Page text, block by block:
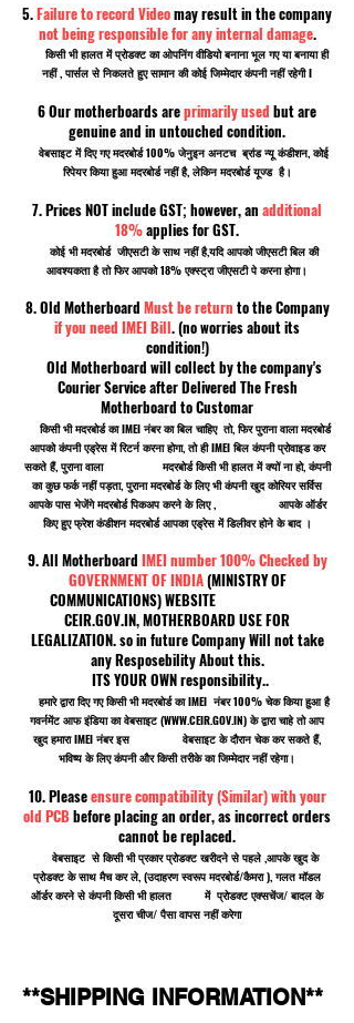
5.Failure to record Videomay result in the company
not being responsible for any internal damage.
किसी भी हालत में प्रोडक्ट का ओपनिंग वीडियो बनाना भूल गए या बनाया ही
नहीं , पार्सल से निकलते हुए सामान की कोई जिम्मेदार कंपनी नहीं रहेगी I
6 Our motherboards areprimarily used but are
genuine and in untouched condition.
वेबसाइट में दिए गए मदरबोर्ड 100% जेनुइन अनटच ब्रांड न्यू कंडीशन, कोई
रिपेयर किया हुआ मदरबोर्ड नहीं है, लेकिन मदरबोर्ड यूज्ड है।
7. Prices NOT include GST; however, an additional
18%applies for GST.
कोई भी मदरबोर्ड जीएसटी के साथ नहीं है,यदि आपको जीएसटी बिल की
आवश्यकता है तो फिर आपको 18% एक्स्ट्रा जीएसटी पे करना होगा।
8. Old Motherboard Must be return to the Company
if you need IMEI Bill. (no worries about its
condition!)
Old Motherboard will collect by the company's
Courier Service after Delivered The Fresh
Motherboard to Customar
किसी भी मदरबोर्ड का IMEI नंबर का बिल चाहिए तो, फिर पुराना वाला मदरबोर्ड
आपको कंपनी एड्रेस में रिटर्न करना होगा, तो ही IMEI बिल कंपनी प्रोवाइड कर
सकते हैं, पुराना वाला मदरबोर्ड किसी भी हालत में क्यों ना हो, कंपनी
का कुछ फर्क नहीं पड़ता, पुराना मदरबोर्ड के लिए भी कंपनी खुद कोरियर सर्विस
आपके पास भेजेंगे मदरबोर्ड पिकअप करने के लिए , आपके ऑर्डर
किए हुए फ्रेश कंडीशन मदरबोर्ड आपका एड्रेस में डिलीवर होने के बाद ।
9. All Motherboard IMEI number 100% Checked by
GOVERNMENT OF INDIA(MINISTRY OF
COMMUNICATIONS) WEBSITE
CEIR.GOV.IN, MOTHERBOARD USE FOR
LEGALIZATION. so in future Company Will not take
any Resposebility About this.
ITS YOUR OWN responsibility..
हमारे द्वारा दिए गए किसी भी मदरबोर्ड का IMEI नंबर 100% चेक किया हुआ है
गवर्नमेंट आफ इंडिया का वेबसाइट (WWW.CEIR.GOV.IN) के द्वारा चाहे तो आप
खुद हमारा IMEI नंबर इस वेबसाइट के दौरान चेक कर सकते हैं,
भविष्य के लिए कंपनी और किसी तरीके का जिम्मेदार नहीं रहेगा।
10. Pleaseensure compatibility (Similar) with your
old PCBbefore placing an order, as incorrect orders
cannot be replaced.
वेबसाइट से किसी भी प्रकार प्रोडक्ट खरीदने से पहले ,आपके खुद के
प्रोडक्ट के साथ मैच कर ले, (उदाहरण स्वरूप मदरबोर्ड/कैमरा ), गलत मॉडल
ऑर्डर करने से कंपनी किसी भी हालत में प्रोडक्ट एक्सचेंज/ बादल के
दूसरा चीज/ पैसा वापस नहीं करेगा
**SHIPPING INFORMATION**